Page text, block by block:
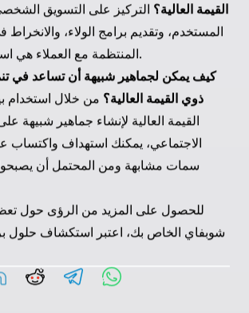
شوبفاي الخاص بك.
ما الذي يحدد العميل ذي القيمة العالية
ذو القيمة العالية هو الذي يساهم بشكل
وغالبًا ما يتميز بعمليات شراء
مرتفع، وولاء قوي لمتجرك.
كيف يمكنني استخدام شوبفاي لتحديد
العالية؟استخدم أدوات تحليلات شوبفاي
ما هي الاستراتيجيات التي تساعد في
التركيز على التسويق
المستخدم، وتقديم برامج الولاء، والانخراط